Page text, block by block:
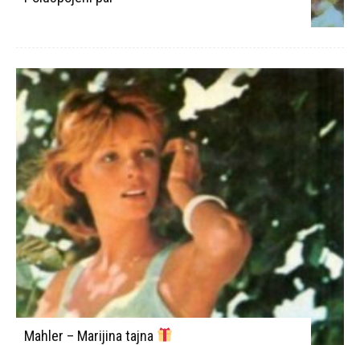
Mahler – Marijina tajna